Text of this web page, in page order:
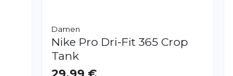
Damen
Nike Pro Dri-Fit 365 Crop
Tank